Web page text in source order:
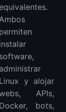
equivalentes.
Ambos
permiten
instalar
software,
administrar
Linux y alojar
APIs,
Docker, bots,